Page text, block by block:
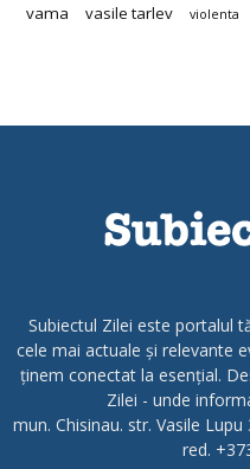
vama vasile tarlev violenta
Subiectul Zilei este portalul
cele mai actuale și relevante
ținem conectat la esențial.
Zilei - unde
mun. Chisinau. str. Vasile
red.